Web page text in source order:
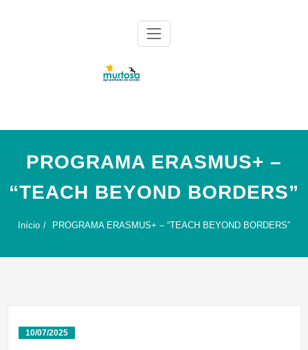
PROGRAMA ERASMUS+ –
“TEACH BEYOND BORDERS”
Início PROGRAMA ERASMUS+ – “TEACH BEYOND BORDERS”
10/07/2025